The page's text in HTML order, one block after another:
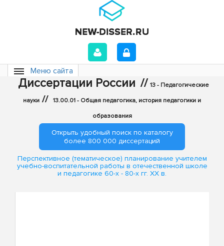
Меню сайта
Диссертации России // 13 - Педагогические
науки // 13.00.01 - Общая педагогика, история педагогики и
образования
Открыть удобный поиск по каталогу
более 800 000 диссертаций
Перспективное (тематическое) планирование учителем
учебно-воспитательной работы в отечественной школе
и педагогике 60-х - 80-х гг. ХХ в.